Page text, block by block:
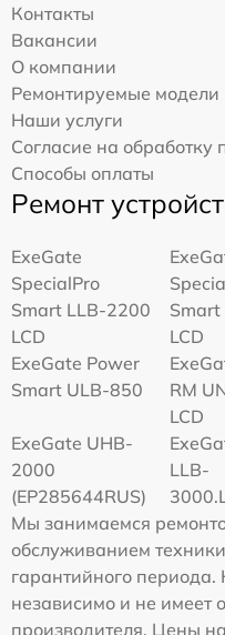
Контакты
Вакансии
О компании
Ремонтируемые модели
Наши услуги
Согласие на
Способы оплаты
Ремонт
ExeGate
SpecialPro
Smart LLB-2200
LCD
LCD
ExeGate Power
Smart ULB-850
RM
LCD
ExeGate UHB-
2000
(EP285644RUS)
LLB-
Мы занимаемся
обслуживанием
гарантийного
независимо и не имеет
производителя. Цены